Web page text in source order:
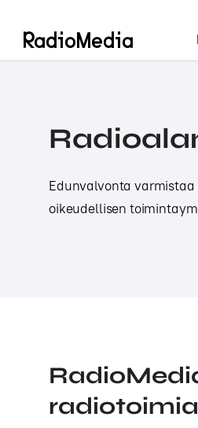
Edunvalvonta
oikeudellisen